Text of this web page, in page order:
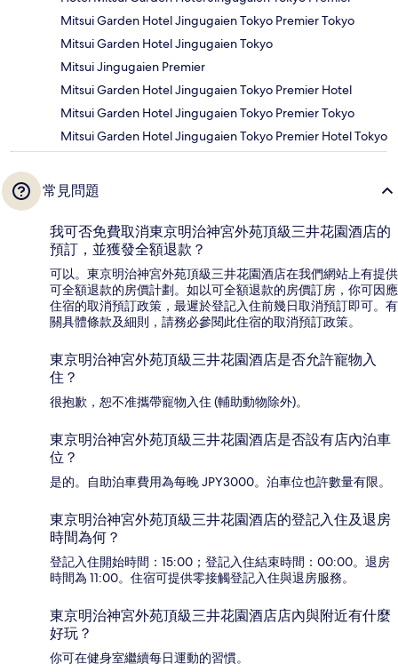
Mitsui Garden Hotel Jingugaien Tokyo Premier Tokyo
Mitsui Garden Hotel Jingugaien Tokyo
Mitsui Jingugaien Premier
Mitsui Garden Hotel Jingugaien Tokyo Premier Hotel
Mitsui Garden Hotel Jingugaien Tokyo Premier Tokyo
Mitsui Garden Hotel Jingugaien Tokyo Premier Hotel Tokyo
常見問題
我可否免費取消東京明治神宮外苑頂級三井花園酒店的
預訂，並獲發全額退款？
可以。東京明治神宮外苑頂級三井花園酒店在我們網站上有提供
可全額退款的房價計劃。如以可全額退款的房價訂房，你可因應
住宿的取消預訂政策，最遲於登記入住前幾日取消預訂即可。有
關具體條款及細則，請務必參閱此住宿的取消預訂政策。
東京明治神宮外苑頂級三井花園酒店是否允許寵物入
住？
很抱歉，恕不准攜帶寵物入住 (輔助動物除外)。
東京明治神宮外苑頂級三井花園酒店是否設有店內泊車
位？
是的。自助泊車費用為每晚 JPY3000。泊車位也許數量有限。
東京明治神宮外苑頂級三井花園酒店的登記入住及退房
時間為何？
登記入住開始時間：15:00；登記入住結束時間：00:00。退房
時間為 11:00。住宿可提供零接觸登記入住與退房服務。
東京明治神宮外苑頂級三井花園酒店店內與附近有什麼
好玩？
你可在健身室繼續每日運動的習慣。